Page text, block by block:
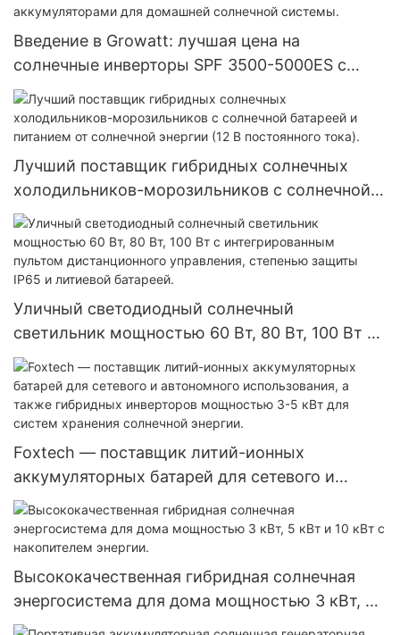
Введение в Growatt: лучшая цена на
солнечные инверторы SPF 3500-5000ES с
литий-ионными аккумуляторами для
домашней солнечной системы.
Лучший поставщик гибридных солнечных
холодильников-морозильников с солнечной
батареей и питанием от солнечной энергии (12
В постоянного тока).
Уличный светодиодный солнечный
светильник мощностью 60 Вт, 80 Вт, 100 Вт с
интегрированным пультом дистанционного
управления, степенью защиты IP65 и
литиевой батареей.
Foxtech — поставщик литий-ионных
аккумуляторных батарей для сетевого и
автономного использования, а также
гибридных инверторов мощностью 3-5 кВт
для систем хранения солнечной энергии.
Высококачественная гибридная солнечная
энергосистема для дома мощностью 3 кВт, 5
кВт и 10 кВт с накопителем энергии.